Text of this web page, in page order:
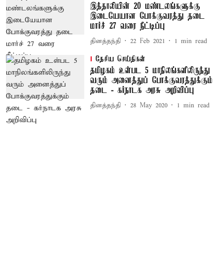
இத்தாலியின் 20 மண்டலங்களுக்கு
இடையேயான போக்குவரத்து தடை
மார்ச் 27 வரை நீட்டிப்பு
தினத்தந்தி 22 Feb 2021 1 min read
தேசிய செய்திகள்
தமிழகம் உள்பட 5 மாநிலங்களிலிருந்து
வரும் அனைத்துப் போக்குவரத்துக்கும்
தடை - கர்நாடக அரசு அறிவிப்பு
தினத்தந்தி 28 May 2020 1 min read